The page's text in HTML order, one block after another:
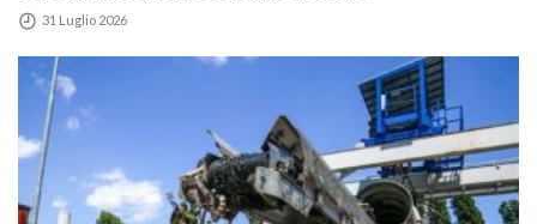
31 Luglio 2026